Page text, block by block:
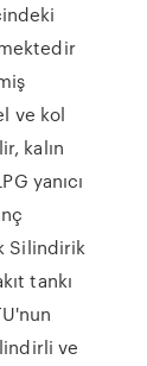
ve kol
kalın
yanıcı
Silindirik
tankı
ve